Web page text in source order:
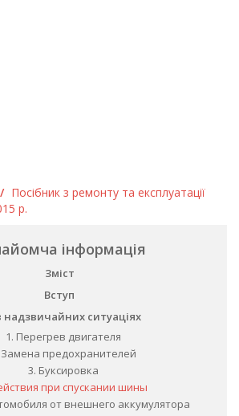
/ Посібник з ремонту та експлуатації
р.
інформація
Зміст
Вступ
надзвичайних ситуаціях
1. Перегрев двигателя
Замена предохранителей
3. Буксировка
при спускании шины
от внешнего аккумулятора